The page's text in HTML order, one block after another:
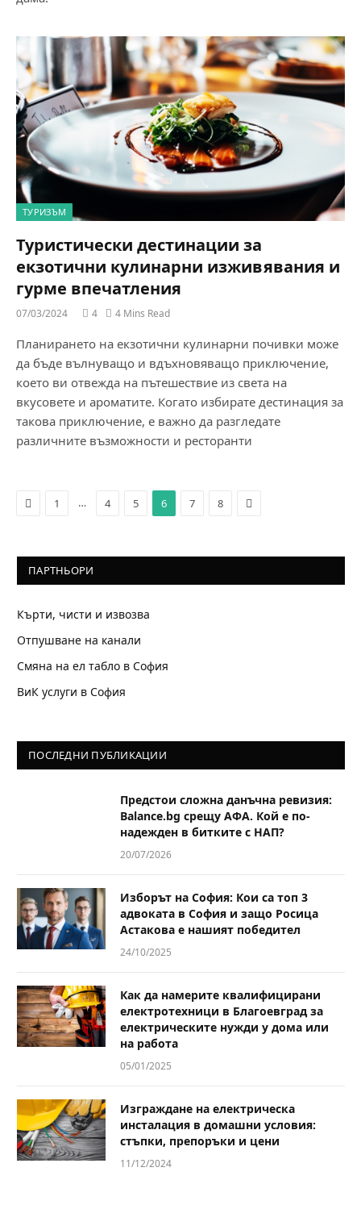
ТУРИЗЪМ
Туристически дестинации за
екзотични кулинарни изживявания и
гурме впечатления
07/03/2024 4 4 Mins Read
Планирането на екзотични кулинарни почивки може
да бъде вълнуващо и вдъхновяващо приключение,
което ви отвежда на пътешествие из света на
вкусовете и ароматите. Когато избирате дестинация за
такова приключение, е важно да разгледате
различните възможности и ресторанти
Previous
1 … 4 5 6 7 8 Next
ПАРТНЬОРИ
Кърти, чисти и извозва
Отпушване на канали
Смяна на ел табло в София
ВиК услуги в София
ПОСЛЕДНИ ПУБЛИКАЦИИ
Предстои сложна данъчна ревизия:
Balance.bg срещу АФА. Кой е по-
надежден в битките с НАП?
20/07/2026
Изборът на София: Кои са топ 3
адвоката в София и защо Росица
Астакова е нашият победител
24/10/2025
Как да намерите квалифицирани
електротехници в Благоевград за
електрическите нужди у дома или
на работа
05/01/2025
Изграждане на електрическа
инсталация в домашни условия:
стъпки, препоръки и цени
11/12/2024